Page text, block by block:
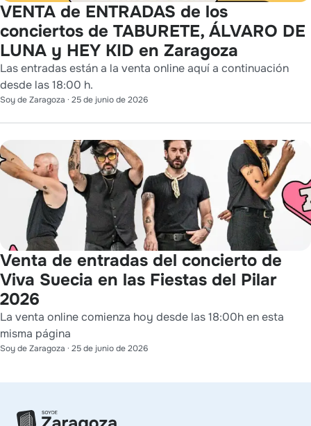
VENTA de ENTRADAS de los
conciertos de TABURETE, ÁLVARO DE
LUNA y HEY KID en Zaragoza
Las entradas están a la venta online aquí a continuación
desde las 18:00 h.
Soy de Zaragoza · 25 de junio de 2026
Venta de entradas del concierto de
Viva Suecia en las Fiestas del Pilar
2026
La venta online comienza hoy desde las 18:00h en esta
misma página
Soy de Zaragoza · 25 de junio de 2026